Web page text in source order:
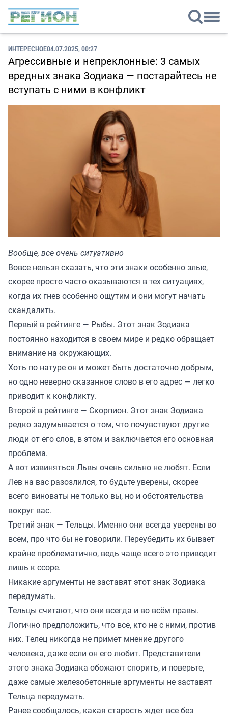
ИНТЕРЕСНОЕ04.07.2025, 00:27
Агрессивные и непреклонные: 3 самых
вредных знака Зодиака — постарайтесь не
вступать с ними в конфликт
Вообще, все очень ситуативно
Вовсе нельзя сказать, что эти знаки особенно злые,
скорее просто часто оказываются в тех ситуациях,
когда их гнев особенно ощутим и они могут начать
скандалить.
Первый в рейтинге — Рыбы. Этот знак Зодиака
постоянно находится в своем мире и редко обращает
внимание на окружающих.
Хоть по натуре он и может быть достаточно добрым,
но одно неверно сказанное слово в его адрес — легко
приводит к конфликту.
Второй в рейтинге — Скорпион. Этот знак Зодиака
редко задумывается о том, что почувствуют другие
люди от его слов, в этом и заключается его основная
проблема.
А вот извиняться Львы очень сильно не любят. Если
Лев на вас разозлился, то будьте уверены, скорее
всего виноваты не только вы, но и обстоятельства
вокруг вас.
Третий знак — Тельцы. Именно они всегда уверены во
всем, про что бы не говорили. Переубедить их бывает
крайне проблематично, ведь чаще всего это приводит
лишь к ссоре.
Никакие аргументы не заставят этот знак Зодиака
передумать.
Тельцы считают, что они всегда и во всём правы.
Логично предположить, что все, кто не с ними, против
них. Телец никогда не примет мнение другого
человека, даже если он его любит. Представители
этого знака Зодиака обожают спорить, и поверьте,
даже самые железобетонные аргументы не заставят
Тельца передумать.
Ранеесообщалось, какая старость ждет все без